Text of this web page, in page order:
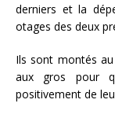
derniers et la
otages des deux
Ils sont montés
aux gros pour
positivement de